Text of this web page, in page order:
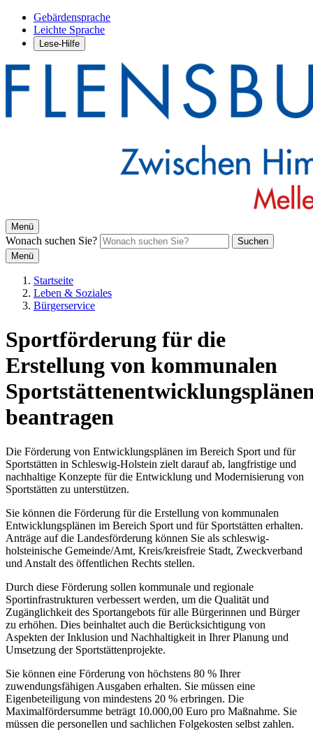
Gebärdensprache
Leichte Sprache
Lese-Hilfe
Menü
Wonach suchen Sie?
Suchen
Menü
Startseite
Leben & Soziales
Bürgerservice
Sportförderung für die
Erstellung von kommunalen
beantragen
Die Förderung von Entwicklungsplänen im Bereich Sport und für
Sportstätten in Schleswig-Holstein zielt darauf ab, langfristige und
nachhaltige Konzepte für die Entwicklung und Modernisierung von
Sportstätten zu unterstützen.
Sie können die Förderung für die Erstellung von kommunalen
Entwicklungsplänen im Bereich Sport und für Sportstätten erhalten.
Anträge auf die Landesförderung können Sie als schleswig-
holsteinische Gemeinde/Amt, Kreis/kreisfreie Stadt, Zweckverband
und Anstalt des öffentlichen Rechts stellen.
Durch diese Förderung sollen kommunale und regionale
Sportinfrastrukturen verbessert werden, um die Qualität und
Zugänglichkeit des Sportangebots für alle Bürgerinnen und Bürger
zu erhöhen. Dies beinhaltet auch die Berücksichtigung von
Aspekten der Inklusion und Nachhaltigkeit in Ihrer Planung und
Umsetzung der Sportstättenprojekte.
Sie können eine Förderung von höchstens 80 % Ihrer
zuwendungsfähigen Ausgaben erhalten. Sie müssen eine
Eigenbeteiligung von mindestens 20 % erbringen. Die
Maximalfördersumme beträgt 10.000,00 Euro pro Maßnahme. Sie
müssen die personellen und sachlichen Folgekosten selbst zahlen.